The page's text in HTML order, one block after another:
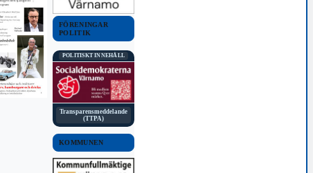
FÖRENINGAR
POLITIK
POLITISKT INNEHÅLL
Transparensmeddelande
(TTPA)
KOMMUNEN